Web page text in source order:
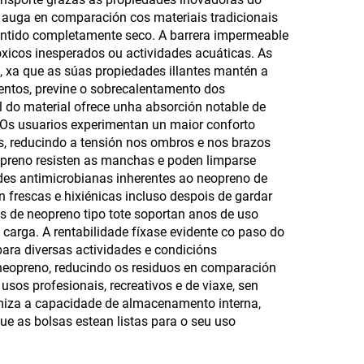
térmicas para latas de
bebida
en comparación cos materiais tradicionais
completamente seco. A barrera impermeable
inesperados ou actividades acuáticas. As
que as súas propiedades illantes mantén a
previne o sobrecalentamento dos
material ofrece unha absorción notable de
usuarios experimentan un maior conforto
reducindo a tensión nos ombros e nos brazos
resisten as manchas e poden limparse
antimicrobianas inherentes ao neopreno de
frescas e hixiénicas incluso despois de gardar
de neopreno tipo tote soportan anos de uso
A rentabilidade fíxase evidente co paso do
diversas actividades e condicións
reducindo os residuos en comparación
profesionais, recreativos e de viaxe, sen
a capacidade de almacenamento interna,
as bolsas estean listas para o seu uso